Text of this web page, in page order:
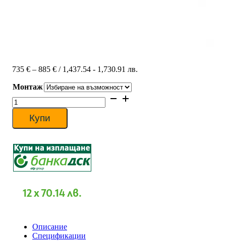
735 € – 885 €Price
735 €
through
/ 1,437.54 - 1,730.91 лв.
Монтаж
количество
за
Инверторен
климатик
12HRFN8-
IE/MOX330-
12HFN8-
Easy
Купи
12 x 70.14 лв.
Описание
Спецификации